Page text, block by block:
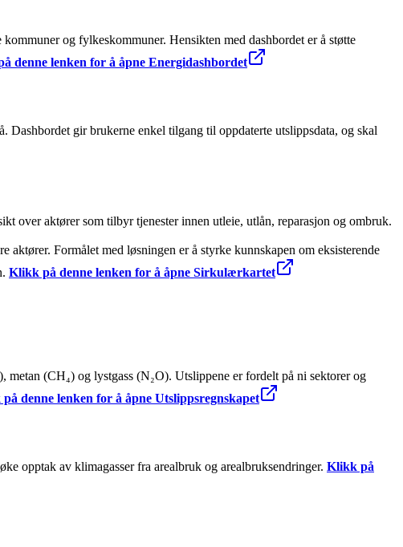
og fylkeskommuner. Hensikten med dashbordet er å støtte
denne lenken for å åpne Energidashbordet
gir brukerne enkel tilgang til oppdaterte utslippsdata, og skal
over aktører som tilbyr tjenester innen utleie, utlån, reparasjon og ombruk.
Formålet med løsningen er å styrke kunnskapen om eksisterende
Klikk på denne lenken for å åpne Sirkulærkartet
(CH₄) og lystgass (N₂O). Utslippene er fordelt på ni sektorer og
denne lenken for å åpne Utslippsregnskapet
opptak av klimagasser fra arealbruk og arealbruksendringer. Klikk på